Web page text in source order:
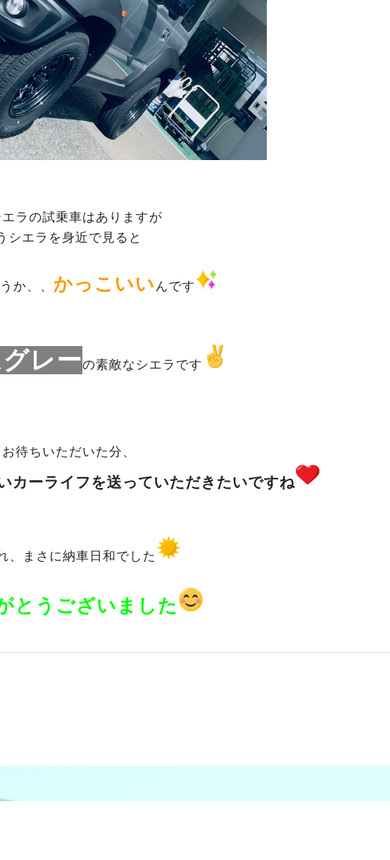
ラの試乗車はありますが
シエラを身近で見ると
か、、 かっこいい んです
レーの素敵なシエラです
待ちいただいた分、
カーライフを送っていただきたいですね
、まさに納車日和でした
とうございました